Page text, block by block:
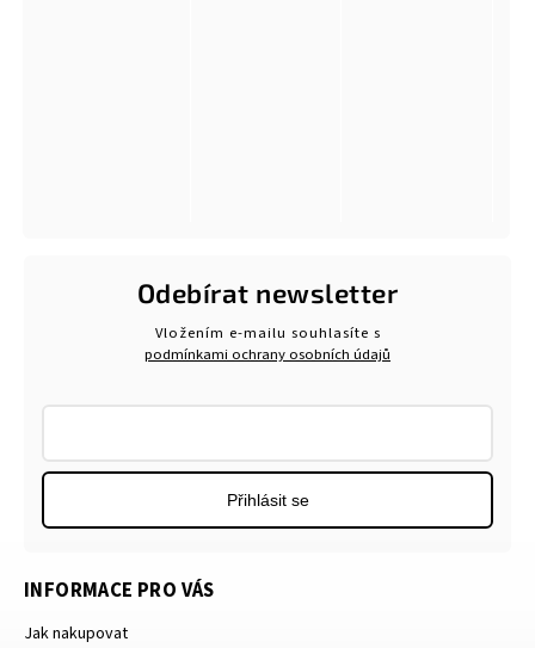
INFORMACE PRO VÁS
Jak nakupovat
Odebírat newsletter
Vložením e-mailu souhlasíte s
podmínkami ochrany osobních údajů
Přihlásit se